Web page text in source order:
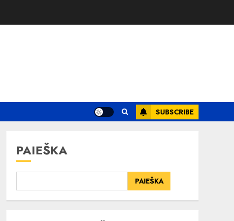
SUBSCRIBE
PAIEŠKA
PAIEŠKA